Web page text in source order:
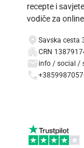
recepte i
vodiče za
Savska cesta
CRN
info / social /